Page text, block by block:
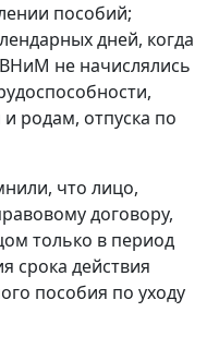
пособий;
дней, когда
не начислялись
родам, отпуска по
что лицо,
договору,
только в период
срока действия
пособия по уходу